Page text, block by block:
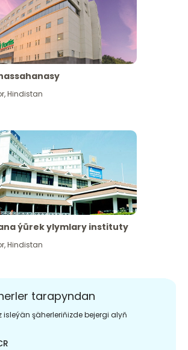
,Hindistan
ýürek ylymlary instituty
,Hindistan
tarapyndan
isleýän şäherleriňizde bejergi alyň